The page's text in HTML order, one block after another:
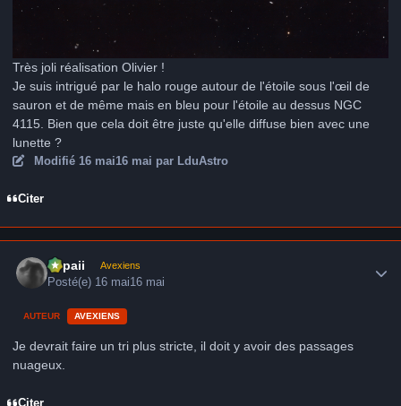
Très joli réalisation Olivier !
Je suis intrigué par le halo rouge autour de l'étoile sous l'œil de
sauron et de même mais en bleu pour l'étoile au dessus NGC
4115. Bien que cela doit être juste qu'elle diffuse bien avec une
lunette ?
Modifié 16 mai16 mai par LduAstro
Citer
supaii Avexiens
Posté(e) 16 mai16 mai
AUTEUR AVEXIENS
Je devrait faire un tri plus stricte, il doit y avoir des passages
nuageux.
Citer